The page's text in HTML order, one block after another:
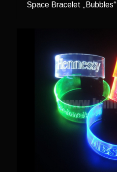
Space Bracelet „Bubbles“